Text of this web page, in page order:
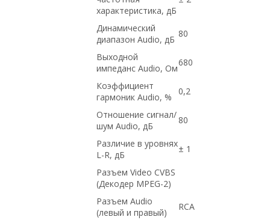
характеристика, дБ
Динамический
диапазон Audio, дБ
80
Выходной
импеданс Audio, Ом
680
Коэффициент
гармоник Audio, %
0,2
Отношение сигнал/
шум Audio, дБ
80
Различие в уровнях
L-R, дБ
± 1
Разъем Video CVBS
(Декодер MPEG-2)
Разъем Audio
(левый и правый)
RCA